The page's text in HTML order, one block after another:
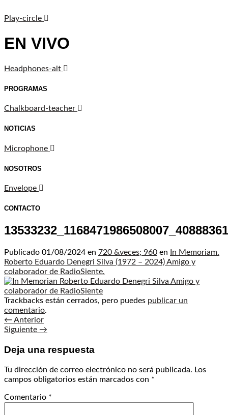
Play-circle
EN VIVO
Headphones-alt
PROGRAMAS
Chalkboard-teacher
NOTICIAS
Microphone
NOSOTROS
Envelope
CONTACTO
Publicado 01/08/2024 en 720 &veces; 960 en
In Memoriam.
Roberto Eduardo Denegri Silva (1972 – 2024) Amigo y
colaborador de RadioSiente.
Trackbacks están cerrados, pero puedes publicar un
comentario.
← Anterior
Siguiente →
Deja una respuesta
Tu dirección de correo electrónico no será publicada. Los
campos obligatorios están marcados con *
Comentario *